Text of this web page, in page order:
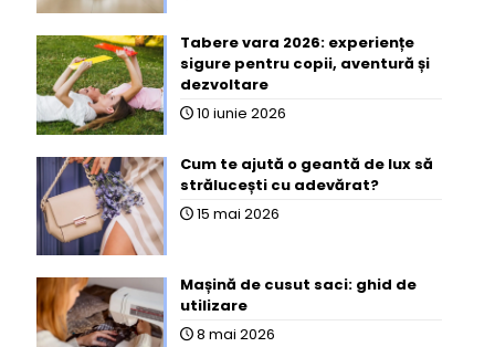
Tabere vara 2026: experiențe
sigure pentru copii, aventură și
dezvoltare
10 iunie 2026
Cum te ajută o geantă de lux să
strălucești cu adevărat?
15 mai 2026
Mașină de cusut saci: ghid de
utilizare
8 mai 2026